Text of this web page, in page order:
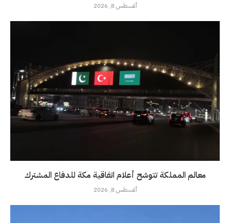
أغسطس 8, 2026
معالم المملكة تتوشح أعلام اتفاقية مكة للدفاع المشترك
أغسطس 8, 2026